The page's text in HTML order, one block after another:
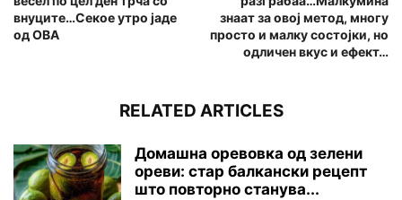
внуците…Секое утро јаде
од ОВА
знаат за овој метод, многу
просто и малку состојки, но
одличен вкус и ефект…
RELATED ARTICLES
Домашна оревовка од зелени
ореви: стар балкански рецепт
што повторно станува...